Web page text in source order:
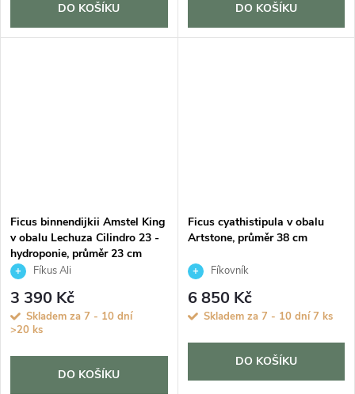
DO KOŠÍKU DO KOŠÍKU
Ficus binnendijkii Amstel King
v obalu Lechuza Cilindro 23 -
hydroponie, průměr 23 cm
Fíkus Ali
3 390 Kč
Skladem za 7 - 10 dní
>20 ks
DO KOŠÍKU
Ficus cyathistipula v obalu
Artstone, průměr 38 cm
Fíkovník
6 850 Kč
Skladem za 7 - 10 dní7 ks
DO KOŠÍKU